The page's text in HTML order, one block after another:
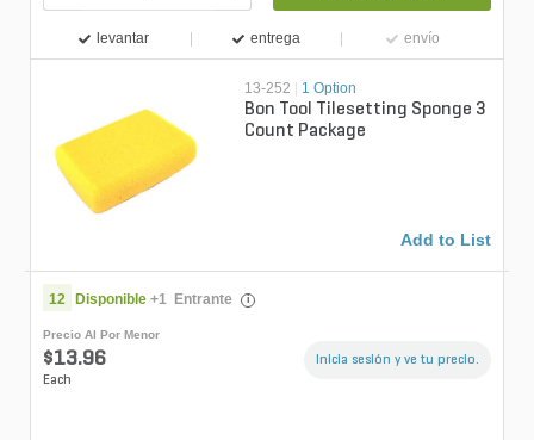
levantar entrega envío
13-252 | 1 Option
Bon Tool Tilesetting Sponge 3
Count Package
Add to List
12 Disponible +1 Entrante i
Precio Al Por Menor
$13.96
Each
Inicia sesión y ve tu precio.